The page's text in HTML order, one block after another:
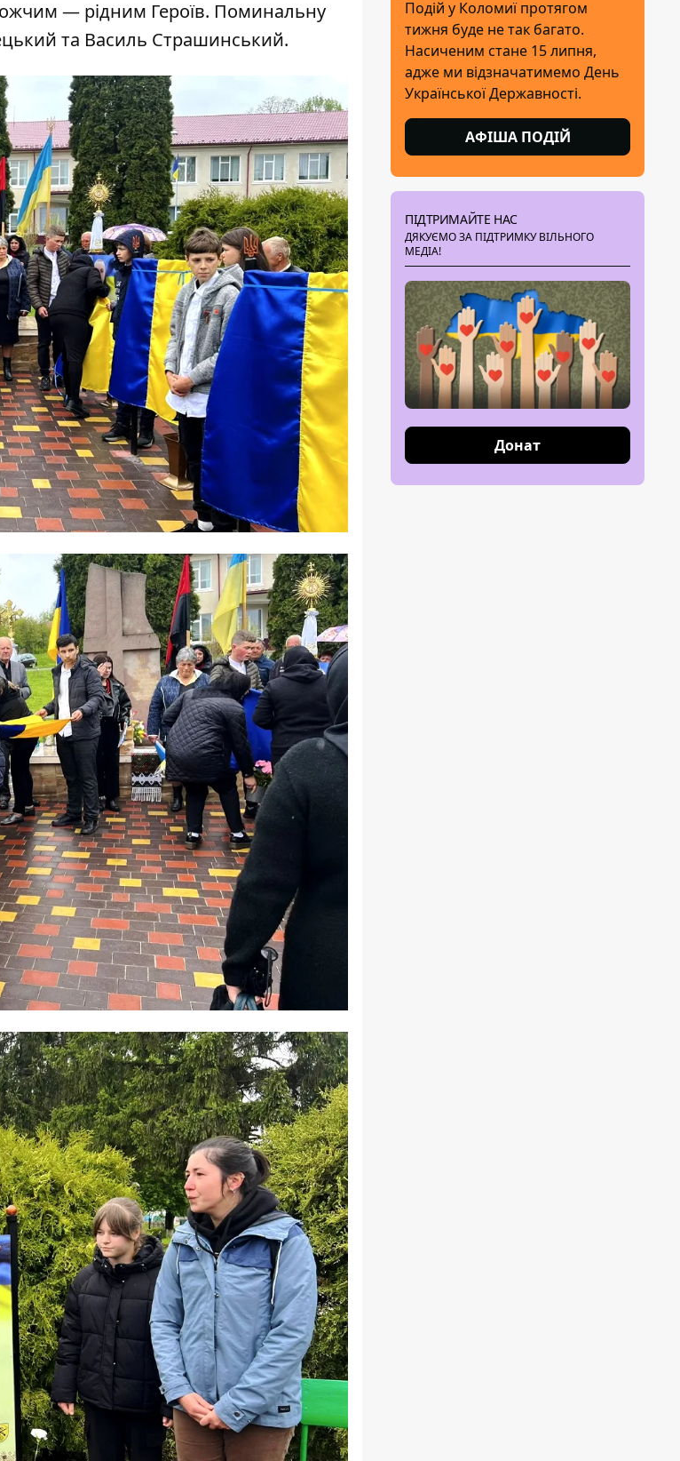
— рідним Героїв. Поминальну
та Василь Страшинський.
Подій у Коломиї протягом
тижня буде не так багато.
Насиченим стане 15 липня,
адже ми відзначатимемо День
Української Державності.
АФІША ПОДІЙ
ПІДТРИМАЙТЕ НАС
ДЯКУЄМО ЗА ПІДТРИМКУ ВІЛЬНОГО
МЕДІА!
Донат